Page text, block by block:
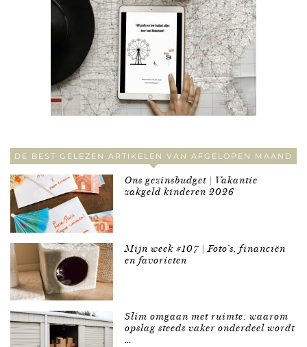
DE BEST GELEZEN ARTIKELEN VAN AFGELOPEN MAAND
Ons gezinsbudget | Vakantie
zakgeld kinderen 2026
Mijn week #107 | Foto’s, financiën
en favorieten
Slim omgaan met ruimte: waarom
opslag steeds vaker onderdeel wordt
…